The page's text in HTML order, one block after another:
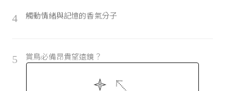
4 觸動情緒與記憶的香氣分子
5 賞鳥必備昂貴望遠鏡？